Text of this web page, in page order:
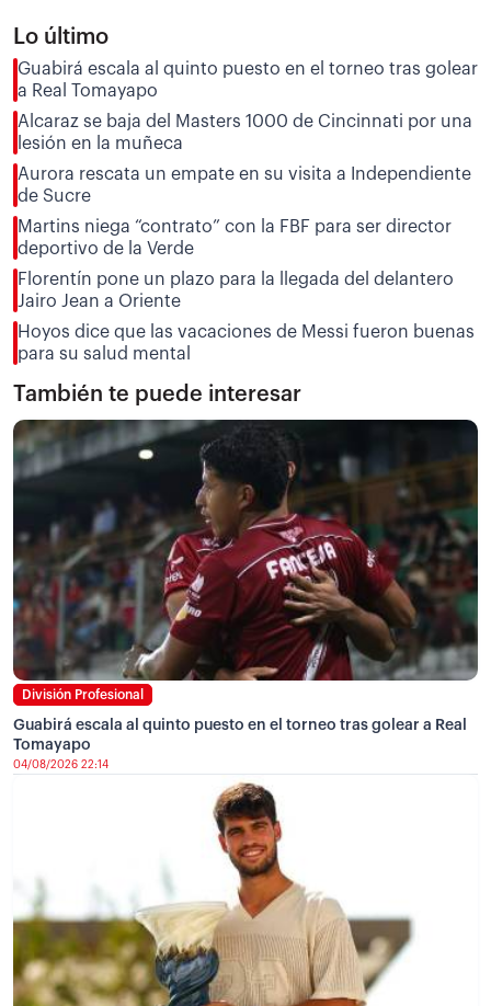
Lo último
Guabirá escala al quinto puesto en el torneo tras golear
a Real Tomayapo
Alcaraz se baja del Masters 1000 de Cincinnati por una
lesión en la muñeca
Aurora rescata un empate en su visita a Independiente
de Sucre
Martins niega “contrato” con la FBF para ser director
deportivo de la Verde
Florentín pone un plazo para la llegada del delantero
Jairo Jean a Oriente
Hoyos dice que las vacaciones de Messi fueron buenas
para su salud mental
También te puede interesar
División Profesional
Guabirá escala al quinto puesto en el torneo tras golear a Real
Tomayapo
04/08/2026 22:14